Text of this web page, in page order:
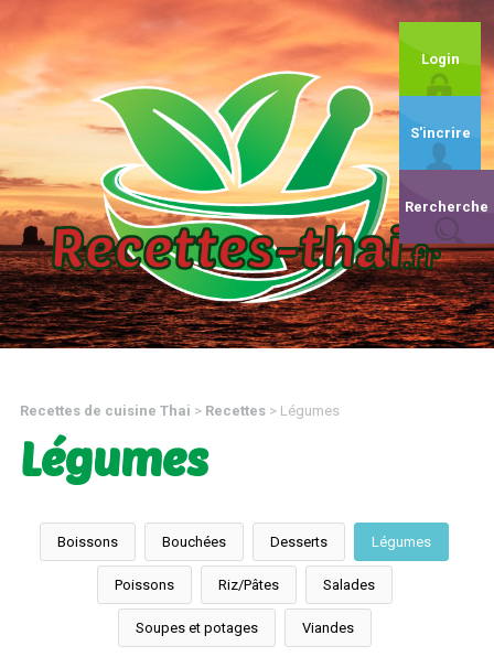
Login
S'incrire
Rercherche
Recettes de cuisine Thai > Recettes> Légumes
Légumes
Boissons Bouchées Desserts Légumes
Poissons Riz/Pâtes Salades
Soupes et potages Viandes